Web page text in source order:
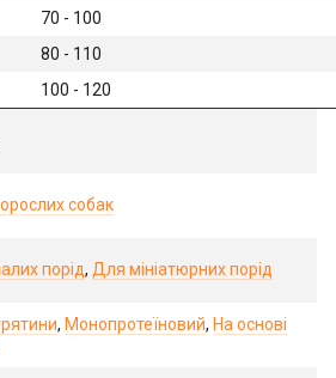
70 - 100
80 - 110
100 - 120
собак
порід, Для мініатюрних порід
, Монопротеїновий, На основі